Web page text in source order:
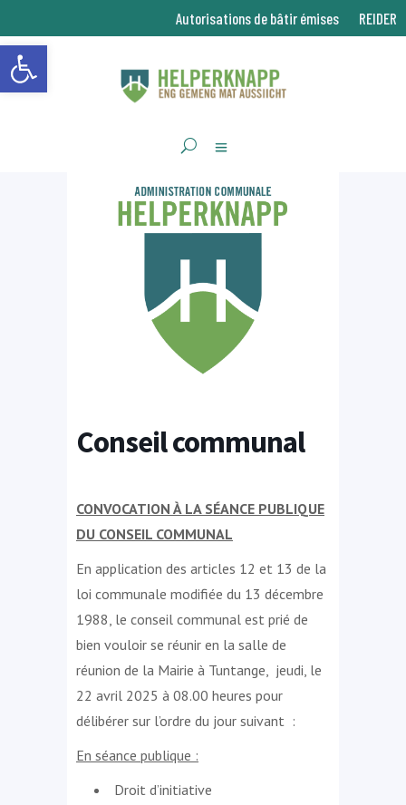
Ouvrir la barre d’outils
Autorisations de bâtir émises REIDER
Conseil communal
CONVOCATION À LA SÉANCE PUBLIQUE
DU CONSEIL COMMUNAL
En application des articles 12 et 13 de la
loi communale modifiée du 13 décembre
1988, le conseil communal est prié de
bien vouloir se réunir en la salle de
réunion de la Mairie à Tuntange, jeudi, le
22 avril 2025 à 08.00 heures pour
délibérer sur l’ordre du jour suivant :
En séance publique :
Droit d’initiative